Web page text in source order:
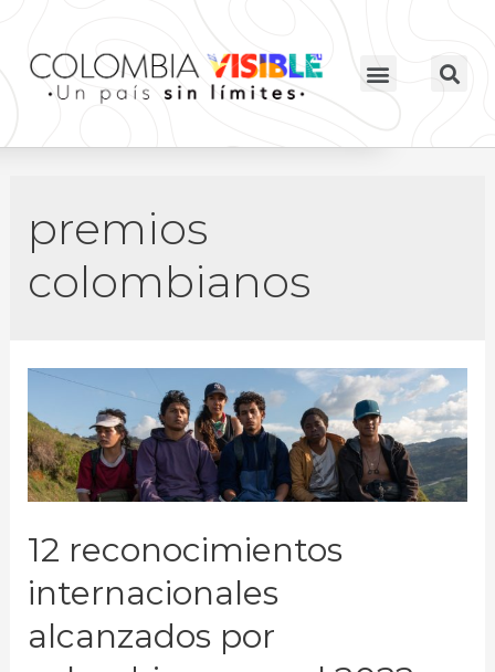
premios
colombianos
12 reconocimientos
internacionales
alcanzados por